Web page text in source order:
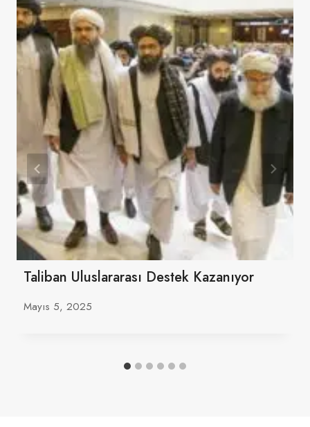
Taliban Uluslararası Destek Kazanıyor
Mayıs 5, 2025